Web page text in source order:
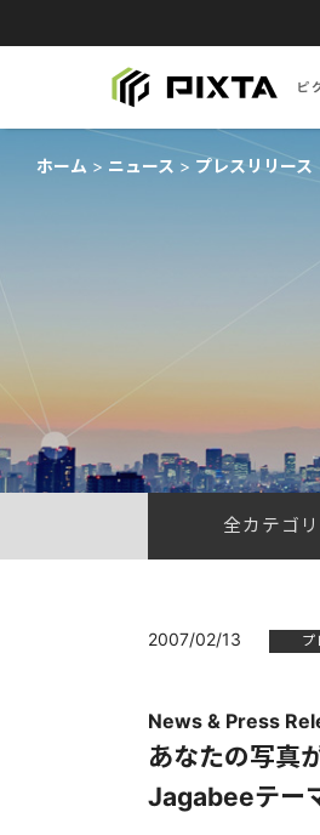
ホーム ニュース プレスリリース
全カテゴ
2007/02/13 プ
News & Press
あなたの写真
Jagabeeテー